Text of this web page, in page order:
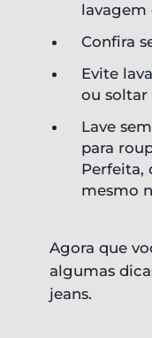
lavagem
Confira
Evite
ou soltar
Lave
para
Perfeita,
mesmo
Agora que
algumas
jeans.